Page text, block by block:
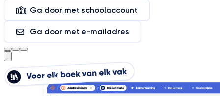
Ga door met schoolaccount
Ga door met e-mailadres